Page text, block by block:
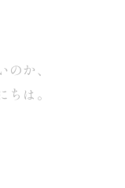
か、
は。